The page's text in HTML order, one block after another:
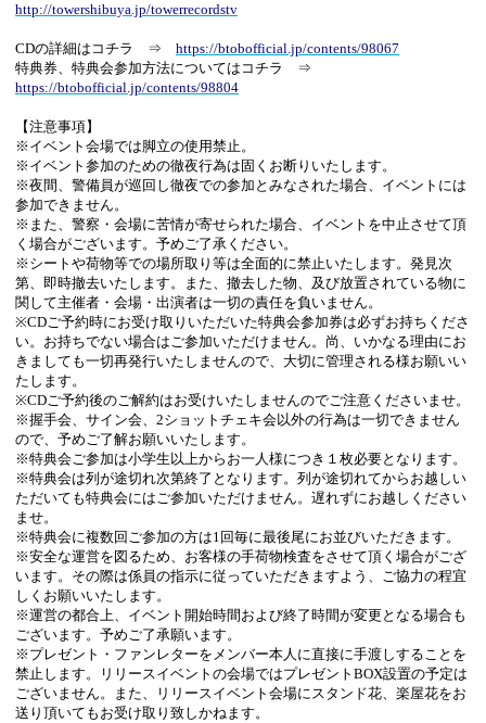
http://towershibuya.jp/towerrecordstv
CDの詳細はコチラ ⇒ https://btobofficial.jp/contents/98067
特典券、特典会参加方法についてはコチラ ⇒
https://btobofficial.jp/contents/98804
【注意事項】
※イベント会場では脚立の使用禁止。
※ イベント参加のための徹夜行為は固くお断りいたします。
※夜間、警備員が巡回し徹夜での参加とみなされた場合、イベントには
参加できません。
※ また、警察・会場に苦情が寄せられた場合、イベントを中止させて頂
く場合がございます。予めご了承ください。
※ シートや荷物等での場所取り等は全面的に禁止いたします。発見次
第、即時撤去いたします。また、撤去した物、及び放置されている物に
関して主催者・会場・出演者は一切の責任を負いません。
※CDご予約時にお受け取りいただいた特典会参加券は必ずお持ちくださ
い。お持ちでない場合はご参加いただけません。尚、いかなる理由にお
きましても一切再発行いたしませんので、大切に管理される様お願いい
たします。
※CDご予約後のご解約はお受けいたしませんのでご注意くださいませ。
※握手会、サイン会、 2ショットチェキ会以外の行為は一切できません
ので、予めご了解お願いいたします。
※特典会ご参加は小学生以上からお一人様につき１枚必要となります。
※特典会は列が途切れ次第終了となります。列が途切れてからお越しい
ただいても特典会にはご参加いただけません。遅れずにお越しください
ませ。
※特典会に複数回ご参加の方は1 回毎に最後尾にお並びいただきます。
※安全な運営を図るため、お客様の手荷物検査をさせて頂く場合がござ
います。その際は係員の指示に従っていただきますよう、ご協力の程宜
しくお願いいたします。
※運営の都合上、イベント開始時間および終了時間が変更となる場合も
ございます。予めご了承願います。
※ プレゼント・ファンレターをメンバー本人に直接に手渡しすることを
禁止します。リリースイベントの会場ではプレゼント BOX設置の予定は
ございません。また、リリースイベント会場にスタンド花、楽屋花をお
送り頂いてもお受け取り致しかねます。